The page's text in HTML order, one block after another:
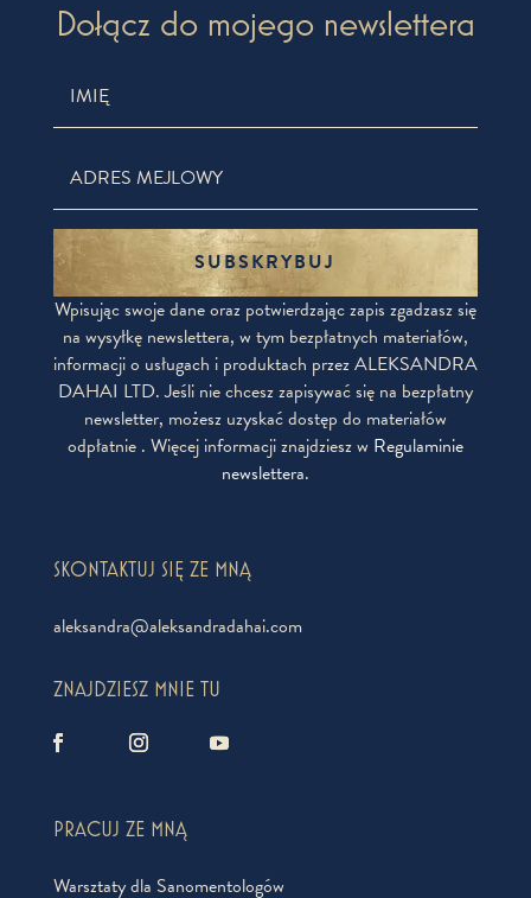
Dołącz do mojego newslettera
SUBSKRYBUJ
Wpisując swoje dane oraz potwierdzając zapis zgadzasz się
na wysyłkę newslettera, w tym bezpłatnych materiałów,
informacji o usługach i produktach przez ALEKSANDRA
DAHAI LTD. Jeśli nie chcesz zapisywać się na bezpłatny
newsletter, możesz uzyskać dostęp do materiałów
odpłatnie . Więcej informacji znajdziesz w Regulaminie
newslettera.
SKONTAKTUJ SIĘ ZE MNĄ
aleksandra@aleksandradahai.com
ZNAJDZIESZ MNIE TU
PRACUJ ZE MNĄ
Warsztaty dla Sanomentologów